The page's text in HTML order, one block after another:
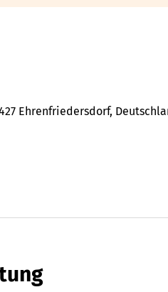
Ehrenfriedersdorf,